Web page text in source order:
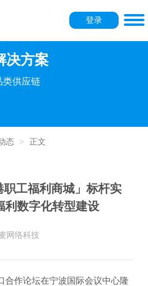
登录
决方案
类供应链
态 正文
工福利商城」标杆实
利数字化转型建设
网络科技
作论坛在宁波国际会议中心隆